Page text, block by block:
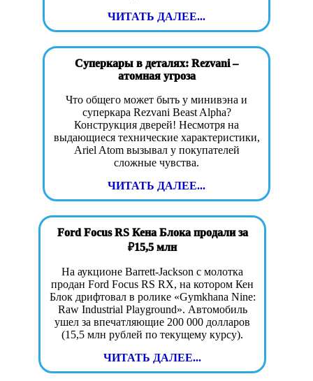
ЧИТАТЬ ДАЛЕЕ...
Суперкары в деталях: Rezvani –
атомная угроза
Что общего может быть у минивэна и
суперкара Rezvani Beast Alpha?
Конструкция дверей! Несмотря на
выдающиеся технические характеристики,
Ariel Atom вызывал у покупателей
сложные чувства.
ЧИТАТЬ ДАЛЕЕ...
Ford Focus RS Кена Блока продали за
₽15,5 млн
На аукционе Barrett-Jackson с молотка
продан Ford Focus RS RX, на котором Кен
Блок дрифтовал в ролике «Gymkhana Nine:
Raw Industrial Playground». Автомобиль
ушел за впечатляющие 200 000 долларов
(15,5 млн рублей по текущему курсу).
ЧИТАТЬ ДАЛЕЕ...